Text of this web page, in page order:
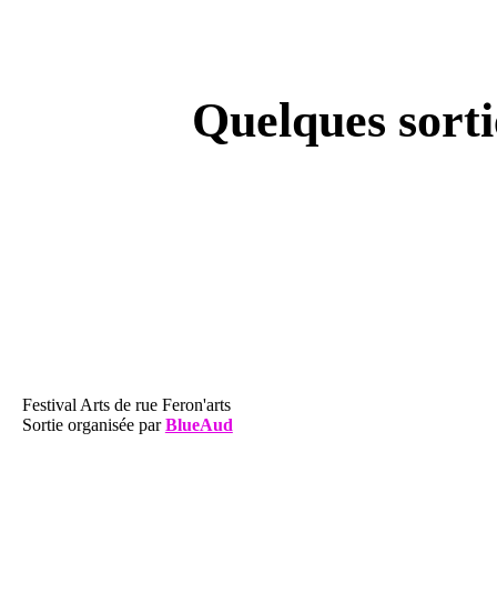
Quelques
Festival Arts de rue Feron'arts
Sortie organisée parBlueAud